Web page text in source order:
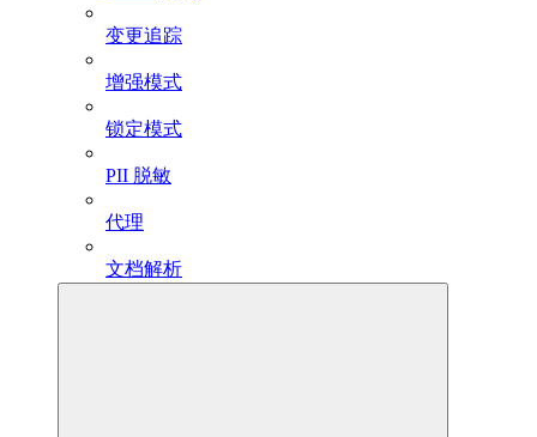
变更追踪
增强模式
锁定模式
PII 脱敏
代理
文档解析